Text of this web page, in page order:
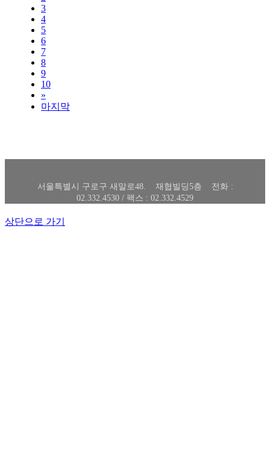
3
4
5
6
7
8
9
10
»
마지막
서울특별시 구로구 새말로48. 재협빌딩5층 전화 :
02.332.4530 / 팩스 : 02.332.4529
상단으로 가기